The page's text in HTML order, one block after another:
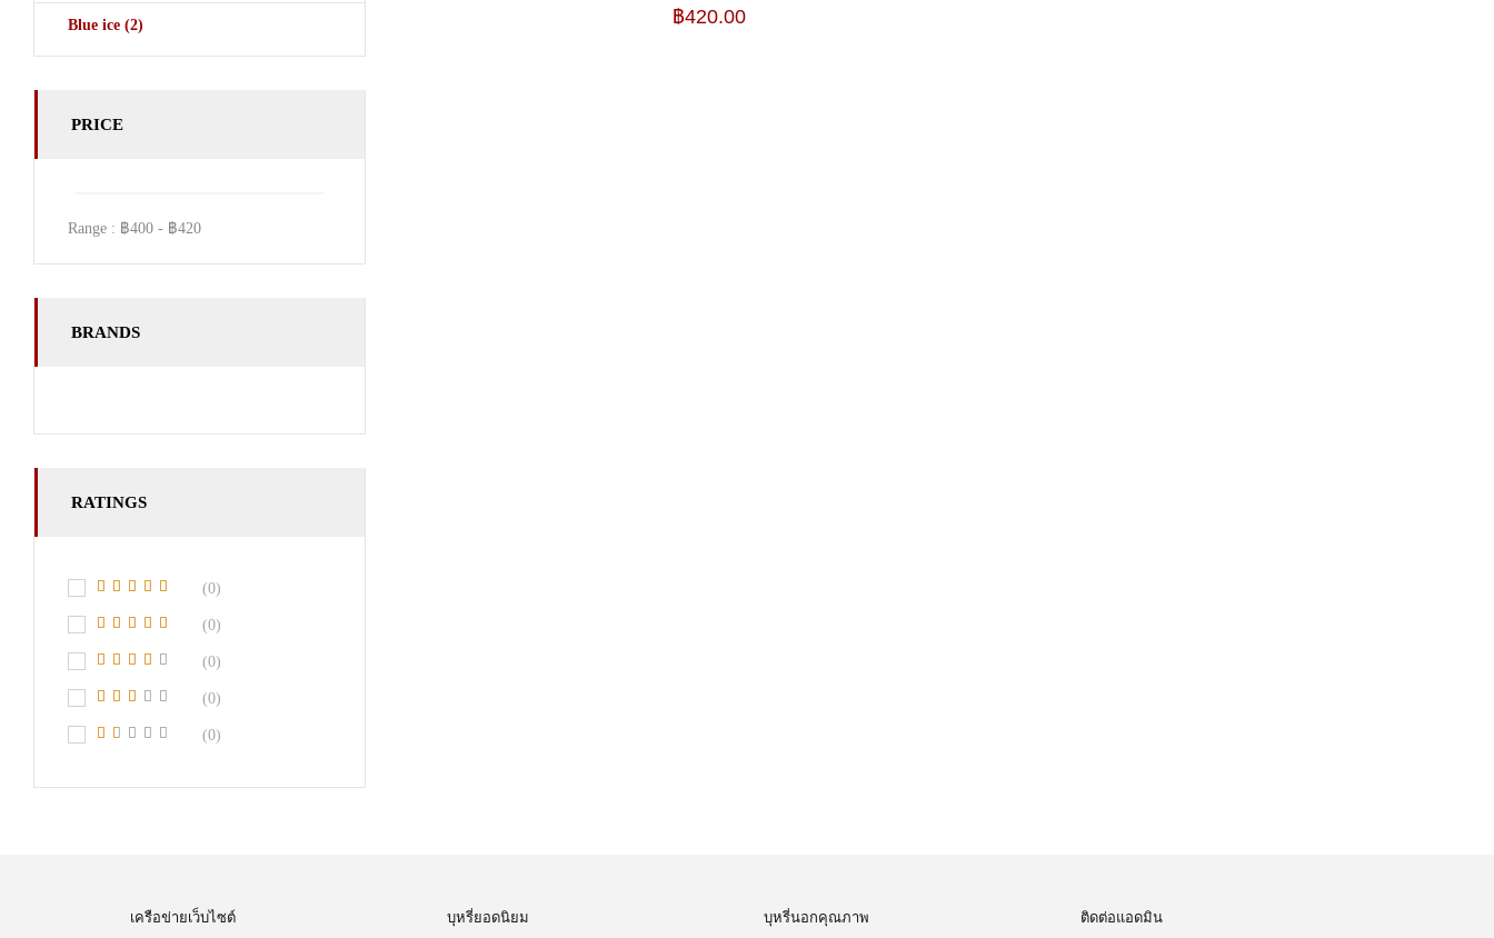
Blue ice (2)
PRICE
Range : ฿400 - ฿420
BRANDS
RATINGS
(0)
(0)
(0)
(0)
(0)
฿420.00
เครือข่ายเว็บไซต์ บุหรี่ยอดนิยม บุหรี่นอกคุณภาพ ติดต่อแอดมิน